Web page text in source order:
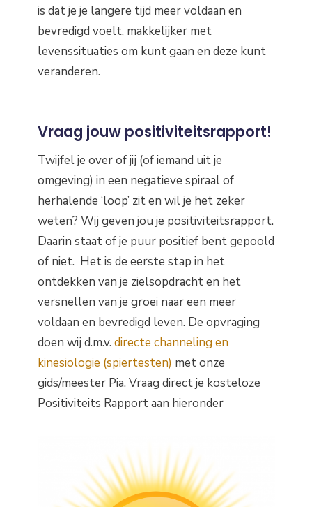
is dat je je langere tijd meer voldaan en
bevredigd voelt, makkelijker met
levenssituaties om kunt gaan en deze kunt
veranderen.
Vraag jouw positiviteitsrapport!
Twijfel je over of jij (of iemand uit je
omgeving) in een negatieve spiraal of
herhalende ‘loop’ zit en wil je het zeker
weten? Wij geven jou je positiviteitsrapport.
Daarin staat of je puur positief bent gepoold
of niet. Het is de eerste stap in het
ontdekken van je zielsopdracht en het
versnellen van je groei naar een meer
voldaan en bevredigd leven. De opvraging
doen wij d.m.v. directe channeling en
kinesiologie (spiertesten) met onze
gids/meester Pia. Vraag direct je kosteloze
Positiviteits Rapport aan hieronder